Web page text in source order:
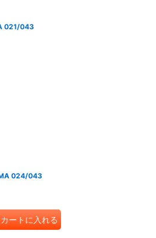
021/043
MA 024/043
カートに入れる